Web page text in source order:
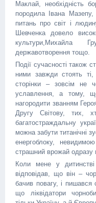
Маклай, необхідність
породила Івана Мазепу,
питань про світ і
Шевченка довело
культури,Михайла
державотворення тощо.
Події сучасності також
ними завжди стоять ті,
сторінки – зовсім не
уславлення, а тому,
нагородити званням
Другу Світову, тих,
багатостраждальну
можна забути титанічні
енергоблоку,
страшний врожай одразу
Коли мене у
відповідав, що він –
бачив повагу, і
що ліквідатори